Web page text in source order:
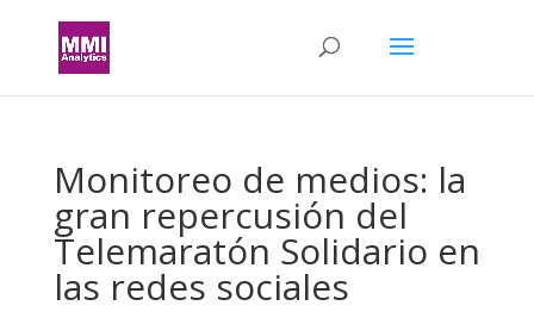
Monitoreo de medios: la
gran repercusión del
Telemaratón Solidario en
las redes sociales